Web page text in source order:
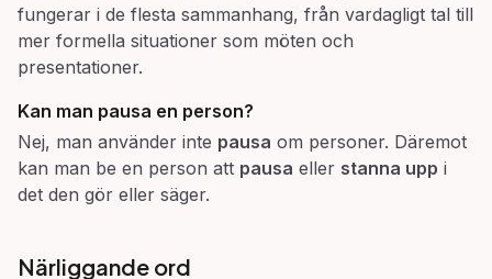
fungerar i de flesta sammanhang, från vardagligt tal till
mer formella situationer som möten och
presentationer.
Kan man pausa en person?
Nej, man använder inte pausa om personer. Däremot
kan man be en person att pausa eller stanna upp i
det den gör eller säger.
Närliggande ord